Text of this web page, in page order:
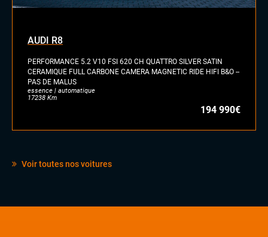
AUDI R8
PERFORMANCE 5.2 V10 FSI 620 CH QUATTRO SILVER SATIN
CERAMIQUE FULL CARBONE CAMERA MAGNETIC RIDE HIFI B&O --
PAS DE MALUS
essence | automatique
17238 Km
194 990€
Voir toutes nos voitures